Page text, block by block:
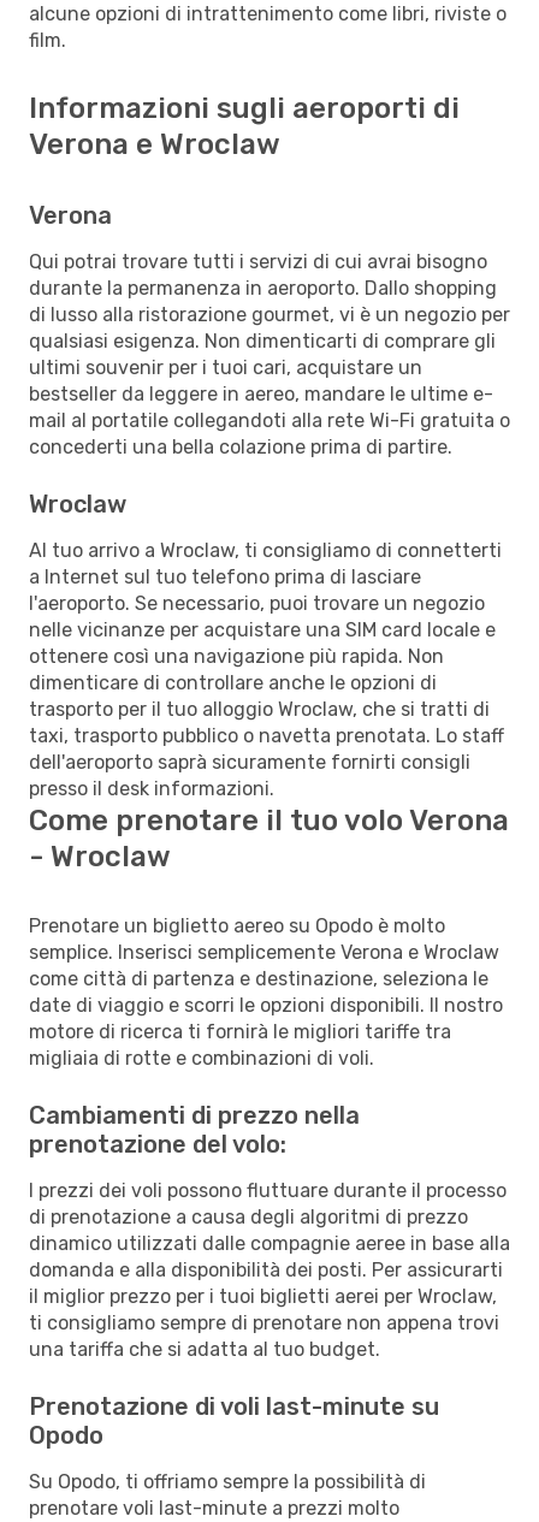
alcune opzioni di intrattenimento come libri, riviste o
film.
Informazioni sugli aeroporti di
Verona e Wroclaw
Verona
Qui potrai trovare tutti i servizi di cui avrai bisogno
durante la permanenza in aeroporto. Dallo shopping
di lusso alla ristorazione gourmet, vi è un negozio per
qualsiasi esigenza. Non dimenticarti di comprare gli
ultimi souvenir per i tuoi cari, acquistare un
bestseller da leggere in aereo, mandare le ultime e-
mail al portatile collegandoti alla rete Wi-Fi gratuita o
concederti una bella colazione prima di partire.
Wroclaw
Al tuo arrivo a Wroclaw, ti consigliamo di connetterti
a Internet sul tuo telefono prima di lasciare
l'aeroporto. Se necessario, puoi trovare un negozio
nelle vicinanze per acquistare una SIM card locale e
ottenere così una navigazione più rapida. Non
dimenticare di controllare anche le opzioni di
trasporto per il tuo alloggio Wroclaw, che si tratti di
taxi, trasporto pubblico o navetta prenotata. Lo staff
dell'aeroporto saprà sicuramente fornirti consigli
presso il desk informazioni.
Come prenotare il tuo volo Verona
- Wroclaw
Prenotare un biglietto aereo su Opodo è molto
semplice. Inserisci semplicemente Verona e Wroclaw
come città di partenza e destinazione, seleziona le
date di viaggio e scorri le opzioni disponibili. Il nostro
motore di ricerca ti fornirà le migliori tariffe tra
migliaia di rotte e combinazioni di voli.
Cambiamenti di prezzo nella
prenotazione del volo:
I prezzi dei voli possono fluttuare durante il processo
di prenotazione a causa degli algoritmi di prezzo
dinamico utilizzati dalle compagnie aeree in base alla
domanda e alla disponibilità dei posti. Per assicurarti
il miglior prezzo per i tuoi biglietti aerei per Wroclaw,
ti consigliamo sempre di prenotare non appena trovi
una tariffa che si adatta al tuo budget.
Prenotazione di voli last-minute su
Opodo
Su Opodo, ti offriamo sempre la possibilità di
prenotare voli last-minute a prezzi molto